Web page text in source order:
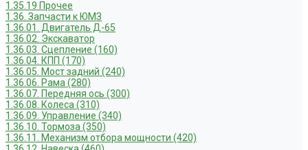
1.35.19 Прочее
1.36. Запчасти к ЮМЗ
1.36.01. Двигатель Д-65
1.36.02. Экскаватор
1.36.03. Сцепление (160)
1.36.04. КПП (170)
1.36.05. Мост задний (240)
1.36.06. Рама (280)
1.36.07. Передняя ось (300)
1.36.08. Колеса (310)
1.36.09. Управление (340)
1.36.10. Тормоза (350)
1.36.11. Механизм отбора мощности (420)